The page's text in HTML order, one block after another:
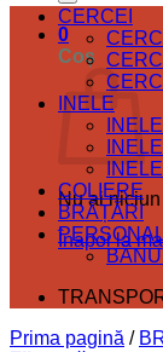
0
Coș
Nu ai
Înapoi la
CERCEI
INELE
COLIERE
BRĂȚĂRI
Prima pagină /